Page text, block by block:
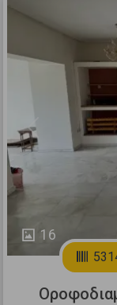
16
Previous